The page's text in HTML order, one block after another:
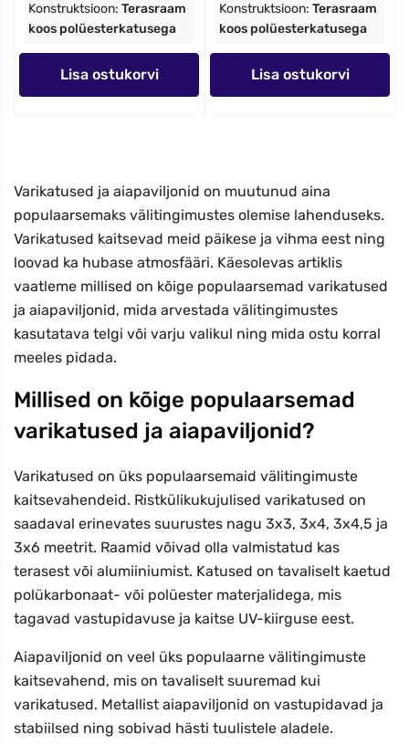
Konstruktsioon: Terasraam
koos polüesterkatusega
Lisa ostukorvi
Konstruktsioon: Terasraam
koos polüesterkatusega
Lisa ostukorvi
Varikatused ja aiapaviljonid on muutunud aina
populaarsemaks välitingimustes olemise lahenduseks.
Varikatused kaitsevad meid päikese ja vihma eest ning
loovad ka hubase atmosfääri. Käesolevas artiklis
vaatleme millised on kõige populaarsemad varikatused
ja aiapaviljonid, mida arvestada välitingimustes
kasutatava telgi või varju valikul ning mida ostu korral
meeles pidada.
Millised on kõige populaarsemad
varikatused ja aiapaviljonid?
Varikatused on üks populaarsemaid välitingimuste
kaitsevahendeid. Ristkülikukujulised varikatused on
saadaval erinevates suurustes nagu 3x3, 3x4, 3x4,5 ja
3x6 meetrit. Raamid võivad olla valmistatud kas
terasest või alumiiniumist. Katused on tavaliselt kaetud
polükarbonaat- või polüester materjalidega, mis
tagavad vastupidavuse ja kaitse UV-kiirguse eest.
Aiapaviljonid on veel üks populaarne välitingimuste
kaitsevahend, mis on tavaliselt suuremad kui
varikatused. Metallist aiapaviljonid on vastupidavad ja
stabiilsed ning sobivad hästi tuulistele aladele.
Nõustun reklaamsõnumite saamisega
Märkides selle kasti, annan nõusoleku saada turundustekstsõnumeid automaatse
telefonikõnede süsteemi kaudu antud numbrile. Nõusolek ei ole ostu tingimuseks.
SAADA 5% ALLAHINDLUST
Allahindlus kohaldatakse ainult valitud kategooriatele